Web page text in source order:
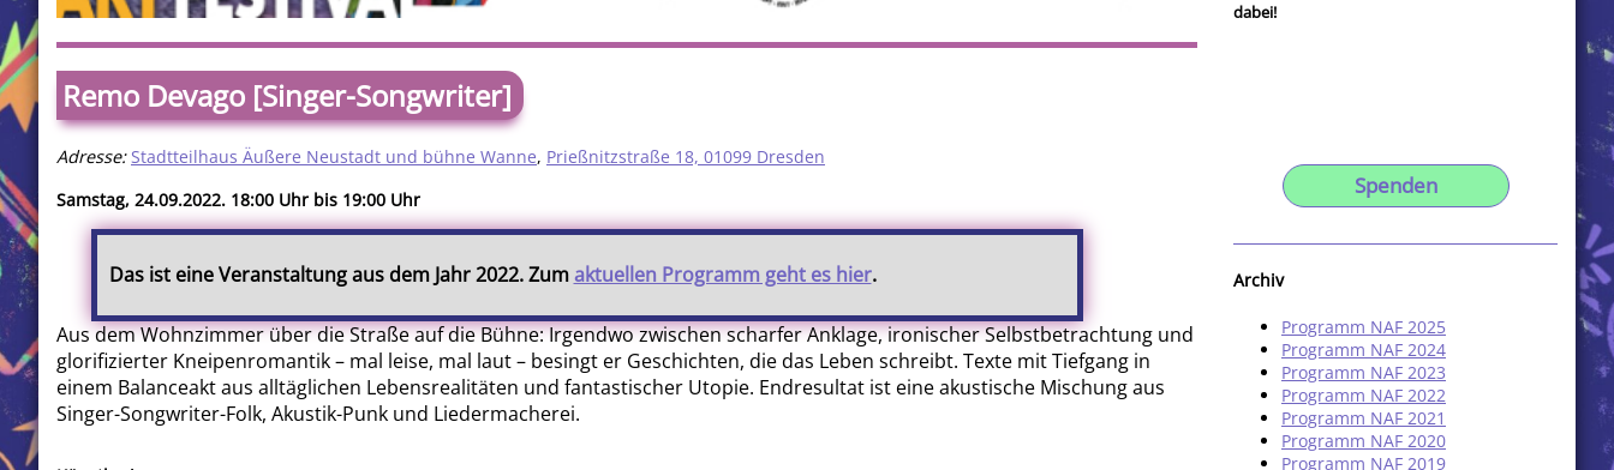
Remo Devago [Singer-Songwriter]
Adresse: Stadtteilhaus Äußere Neustadt und bühne Wanne, Prießnitzstraße 18, 01099 Dresden
Samstag, 24.09.2022. 18:00 Uhr bis 19:00 Uhr
Das ist eine Veranstaltung aus dem Jahr 2022. Zumaktuellen Programm geht es hier.
Aus dem Wohnzimmer über die Straße auf die Bühne: Irgendwo zwischen scharfer Anklage, ironischer Selbstbetrachtung und
glorifizierter Kneipenromantik – mal leise, mal laut – besingt er Geschichten, die das Leben schreibt. Texte mit Tiefgang in
einem Balanceakt aus alltäglichen Lebensrealitäten und fantastischer Utopie. Endresultat ist eine akustische Mischung aus
Singer-Songwriter-Folk, Akustik-Punk und Liedermacherei.
dabei!
Spenden
Archiv
Programm NAF 2025
Programm NAF 2024
Programm NAF 2023
Programm NAF 2022
Programm NAF 2021
Programm NAF 2020
Programm NAF 2019